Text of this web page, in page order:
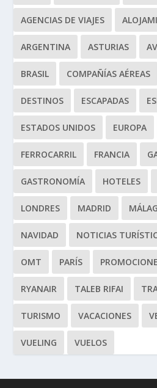
AGENCIAS DE VIAJES
ARGENTINA ASTURIAS
BRASIL COMPAÑÍAS AÉREAS
DESTINOS ESCAPADAS
ESTADOS UNIDOS EUROPA
FERROCARRIL FRANCIA
GASTRONOMÍA HOTELES
LONDRES MADRID
NAVIDAD NOTICIAS
OMT PARÍS
RYANAIR TALEB RIFAI
TURISMO VACACIONES
VUELING VUELOS